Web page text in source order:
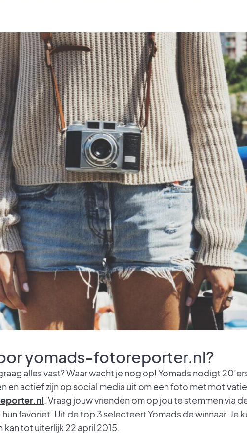
yomads-fotoreporter.nl?
alles vast? Waar wacht je nog op! Yomads nodigt
en actief zijn op social media uit om een foto met
. Vraag jouw vrienden om op jou te stemmen via
favoriet. Uit de top 3 selecteert Yomads de winnaar. Je
kan tot uiterlijk 22 april 2015.